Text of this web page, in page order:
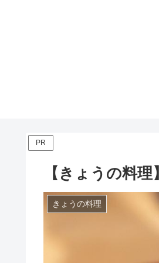
PR
【きょうの料
きょうの料理